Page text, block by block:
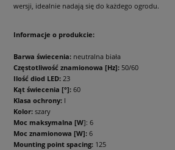
wersji, idealnie nadają się do każdego ogrodu.
Informacje o produkcie:
Barwa świecenia: neutralna biała
Częstotliwość znamionowa [Hz]: 50/60
Ilość diod LED: 23
Kąt świecenia [°]: 60
Klasa ochrony: I
Kolor: szary
Moc maksymalna [W]: 6
Moc znamionowa [W]: 6
Mounting point spacing: 125